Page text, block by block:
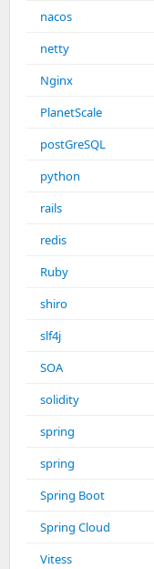
nacos
netty
Nginx
PlanetScale
postGreSQL
python
rails
redis
Ruby
shiro
slf4j
SOA
solidity
spring
spring
Spring Boot
Spring Cloud
Vitess